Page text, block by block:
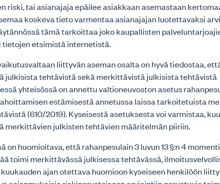
riski, tai asianajaja epäilee asiakkaan asemastaan
koskeva tieto varmentaa asianajajan luotettavaksi
tämä tarkoittaa joko kaupallisten
tietojen etsimistä internetistä.
liittyvän aseman osalta on hyvä tiedostaa,
julkisista tehtävistä sekä merkittävistä julkisista tehtävistä
yhteisössä on annettu valtioneuvoston asetus
estämisestä annetussa laissa tarkoitetuista
(610/2019). Kyseisestä asetuksesta voi varmistaa,
merkittävien julkisten tehtävien määritelmän piiriin.
on huomioitava, että rahanpesulain 3 luvun 13 §:n 4
toimi merkittävässä julkisessa tehtävässä,
kuukauden ajan otettava huomioon kyseiseen henkilöön